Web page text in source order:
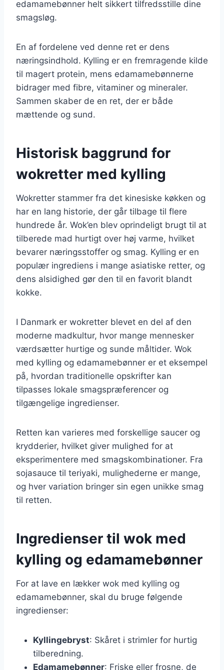
edamamebønner helt sikkert tilfredsstille dine
smagsløg.
En af fordelene ved denne ret er dens
næringsindhold. Kylling er en fremragende kilde
til magert protein, mens edamamebønnerne
bidrager med fibre, vitaminer og mineraler.
Sammen skaber de en ret, der er både
mættende og sund.
Historisk baggrund for
wokretter med kylling
Wokretter stammer fra det kinesiske køkken og
har en lang historie, der går tilbage til flere
hundrede år. Wok’en blev oprindeligt brugt til at
tilberede mad hurtigt over høj varme, hvilket
bevarer næringsstoffer og smag. Kylling er en
populær ingrediens i mange asiatiske retter, og
dens alsidighed gør den til en favorit blandt
kokke.
I Danmark er wokretter blevet en del af den
moderne madkultur, hvor mange mennesker
værdsætter hurtige og sunde måltider. Wok
med kylling og edamamebønner er et eksempel
på, hvordan traditionelle opskrifter kan
tilpasses lokale smagspræferencer og
tilgængelige ingredienser.
Retten kan varieres med forskellige saucer og
krydderier, hvilket giver mulighed for at
eksperimentere med smagskombinationer. Fra
sojasauce til teriyaki, mulighederne er mange,
og hver variation bringer sin egen unikke smag
til retten.
Ingredienser til wok med
kylling og edamamebønner
For at lave en lækker wok med kylling og
edamamebønner, skal du bruge følgende
ingredienser:
Kyllingebryst: Skåret i strimler for hurtig
tilberedning.
Edamamebønner: Friske eller frosne, de